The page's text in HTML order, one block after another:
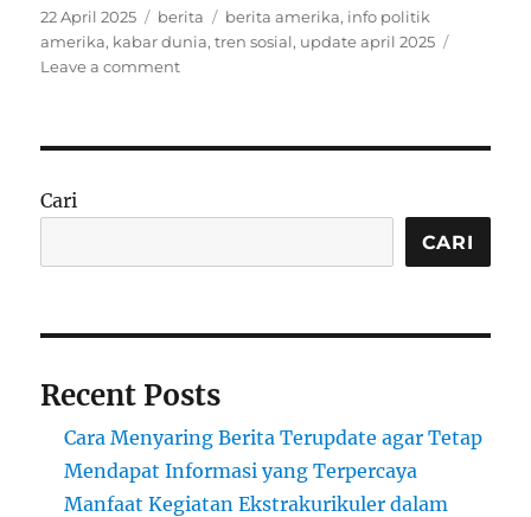
Posted
on
22 April 2025 Categories
berita Tags
berita amerika, info politik
amerika, kabar dunia,tren sosial, update april 2025
Leave a commenton
2025:
Ekonomi,
Cari
CARI
Recent Posts
Cara Menyaring Berita Terupdate agar Tetap
Mendapat Informasi yang Terpercaya
Manfaat Kegiatan Ekstrakurikuler dalam